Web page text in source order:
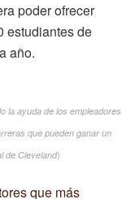
poder ofrecer
estudiantes de
año.
la ayuda de los empleadores
que pueden ganar un
de Cleveland)
que más